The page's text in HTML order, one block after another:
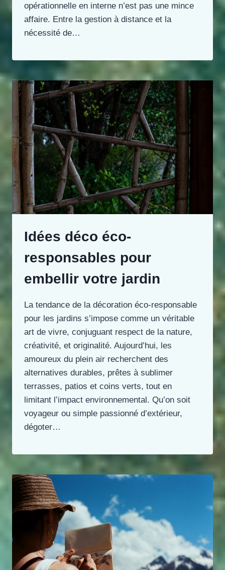
opérationnelle en interne n’est pas une mince
affaire. Entre la gestion à distance et la
nécessité de…
Idées déco éco-
responsables pour
embellir votre jardin
La tendance de la décoration éco-responsable
pour les jardins s’impose comme un véritable
art de vivre, conjuguant respect de la nature,
créativité, et originalité. Aujourd’hui, les
amoureux du plein air recherchent des
alternatives durables, prêtes à sublimer
terrasses, patios et coins verts, tout en
limitant l’impact environnemental. Qu’on soit
voyageur ou simple passionné d’extérieur,
dégoter…